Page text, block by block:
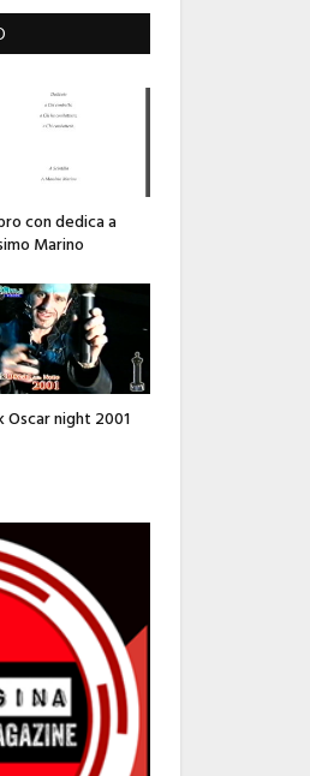
con dedica a
Marino
Oscar night 2001